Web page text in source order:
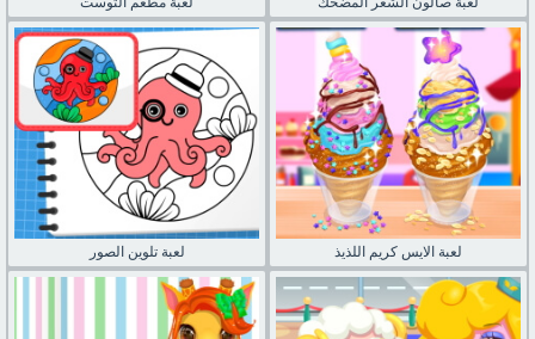
لعبة تلوين الصور لعبة الايس كريم اللذيذ